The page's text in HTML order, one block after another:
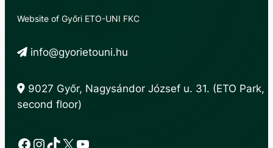
Website of Győri ETO-UNI FKC
info@gyorietouni.hu
9027 Győr, Nagysándor József u. 31. (ETO Park,
second floor)
Facebook
Instagram
TikTok
X YouTube